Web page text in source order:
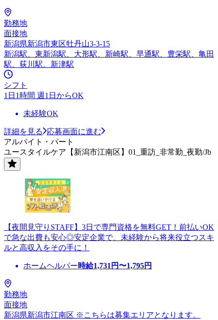
勤務地
面接地
新潟県新潟市東区牡丹山3-3-15
新潟駅、東新潟駅、大形駅、新崎駅、早通駅、豊栄駅、亀田
駅、荻川駅、新津駅
シフト
1日1時間 週1日からOK
未経験OK
詳細を見る
応募画面に進む
アルバイト・パート
ユースタイルケア【新潟市江南区】01_重訪_非常勤_夜勤/Jb
【夜間見守りSTAFF】3日で専門資格を無料GET！前払いOK
で急な出費も安心◎安定企業で、未経験から将来役立つスキ
ルと高収入をその手に！
ホームヘルパー時給1,731 円〜1,795円
勤務地
面接地
新潟県新潟市江南区 ※こちらは募集エリアとなります。